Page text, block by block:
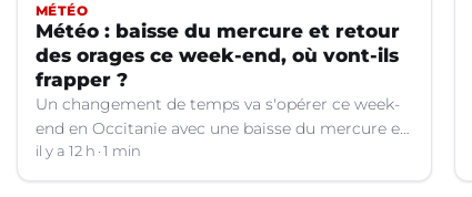
MÉTÉO
Météo : baisse du mercure et retour
des orages ce week-end, où vont-ils
frapper ?
Un changement de temps va s'opérer ce week-
end en Occitanie avec une baisse du mercure et
le retour d'orages dans certains départements.
il y a 12 h 1 min